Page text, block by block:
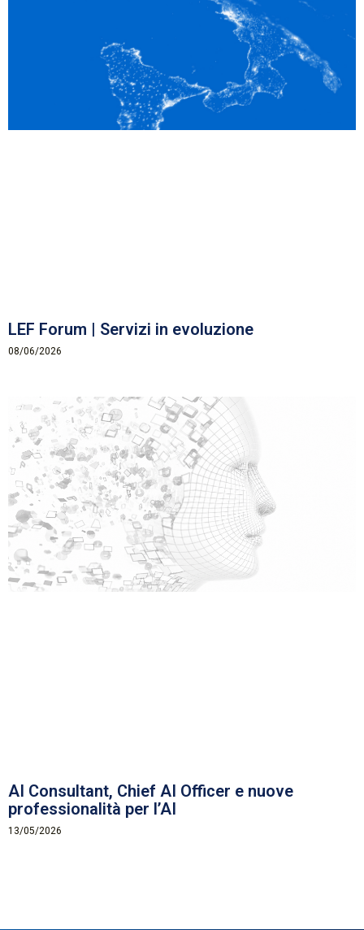
LEF Forum | Servizi in evoluzione
08/06/2026
AI Consultant, Chief AI Officer e nuove
professionalità per l’AI
13/05/2026